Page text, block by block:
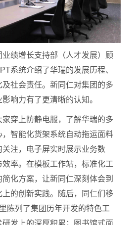
业绩增长支持部（人才发展）顾
系统介绍了华瑞的发展历程、
社会责任。新同仁对集团的多
响力有了更清晰的认知。
穿上防静电服，了解华瑞的多
智能化货架系统自动拖运面料
注，电子屏实时展示业务数
率。在模板工作站，标准化工
化方案，让新同仁深刻体会到
的创新实践。随后，同仁们移
陈列了集团历年开发的特色工
发上的深厚积累；图书馆式面